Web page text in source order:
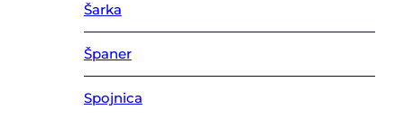
Šarka
Španer
Spojnica